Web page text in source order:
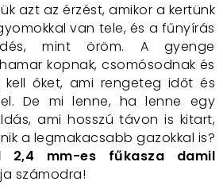
azt az érzést, amikor a kertünk
van tele, és a fűnyírás
mint öröm. A gyenge
kopnak, csomósodnak és
őket, ami rengeteg időt és
De mi lenne, ha lenne egy
ami hosszú távon is kitart,
a legmakacsabb gazokkal is?
mm-es fűkasza damil
számodra!